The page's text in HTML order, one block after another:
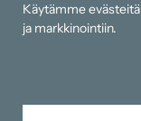
Tiedot
Käytämme
ja markkinointiin.